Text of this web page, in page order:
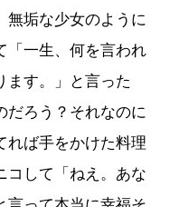
無垢な少女のように
「一生、何を言われ
ます。」と言った
だろう？それなのに
れば手をかけた料理
コして「ねえ。あな